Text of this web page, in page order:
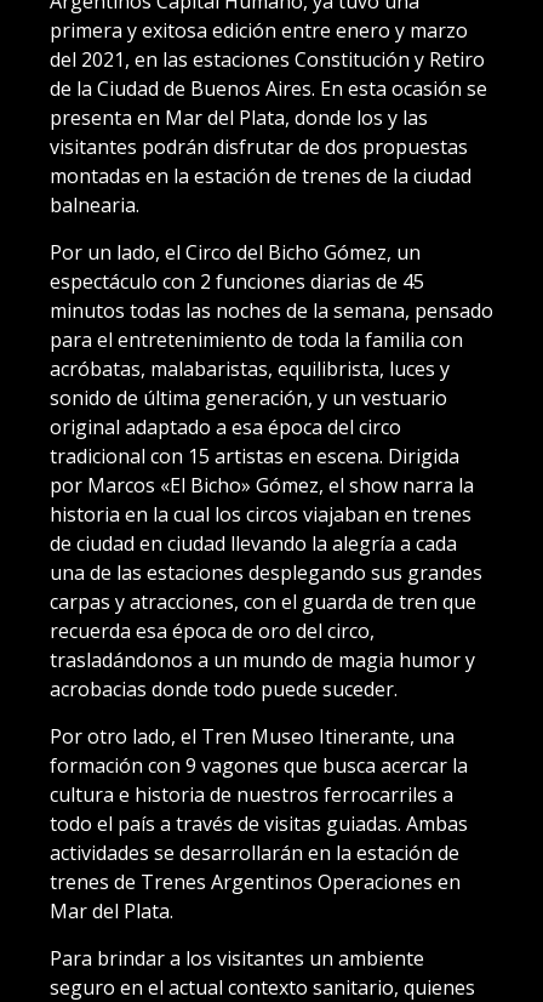
primera y exitosa edición entre enero y marzo
del 2021, en las estaciones Constitución y Retiro
de la Ciudad de Buenos Aires. En esta ocasión se
presenta en Mar del Plata, donde los y las
visitantes podrán disfrutar de dos propuestas
montadas en la estación de trenes de la ciudad
balnearia.
Por un lado, el Circo del Bicho Gómez, un
espectáculo con 2 funciones diarias de 45
minutos todas las noches de la semana, pensado
para el entretenimiento de toda la familia con
acróbatas, malabaristas, equilibrista, luces y
sonido de última generación, y un vestuario
original adaptado a esa época del circo
tradicional con 15 artistas en escena. Dirigida
por Marcos «El Bicho» Gómez, el show narra la
historia en la cual los circos viajaban en trenes
de ciudad en ciudad llevando la alegría a cada
una de las estaciones desplegando sus grandes
carpas y atracciones, con el guarda de tren que
recuerda esa época de oro del circo,
trasladándonos a un mundo de magia humor y
acrobacias donde todo puede suceder.
Por otro lado, el Tren Museo Itinerante, una
formación con 9 vagones que busca acercar la
cultura e historia de nuestros ferrocarriles a
todo el país a través de visitas guiadas. Ambas
actividades se desarrollarán en la estación de
trenes de Trenes Argentinos Operaciones en
Mar del Plata.
Para brindar a los visitantes un ambiente
seguro en el actual contexto sanitario, quienes